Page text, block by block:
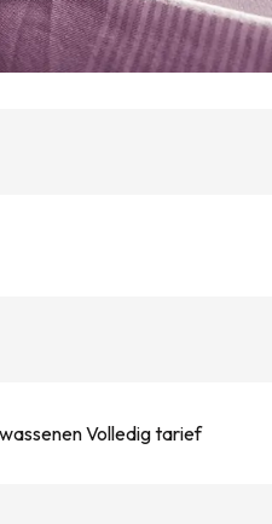
Volledig tarief